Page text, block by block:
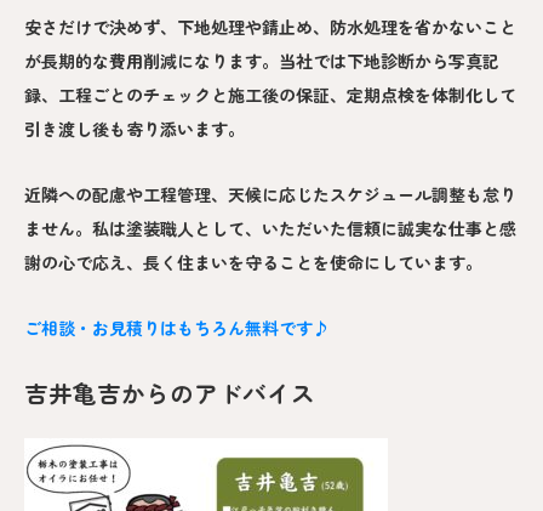
安さだけで決めず、下地処理や錆止め、防水処理を省かないこと
が長期的な費用削減になります。当社では下地診断から写真記
録、工程ごとのチェックと施工後の保証、定期点検を体制化して
引き渡し後も寄り添います。
近隣への配慮や工程管理、天候に応じたスケジュール調整も怠り
ません。私は塗装職人として、いただいた信頼に誠実な仕事と感
謝の心で応え、長く住まいを守ることを使命にしています。
ご相談・お見積りはもちろん無料です♪
吉井亀吉からのアドバイス